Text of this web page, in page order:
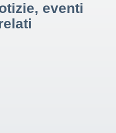
eventi